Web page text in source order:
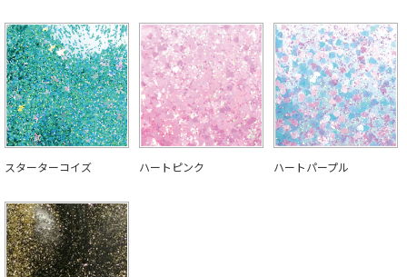
スターターコイズ ハートピンク ハートパープル